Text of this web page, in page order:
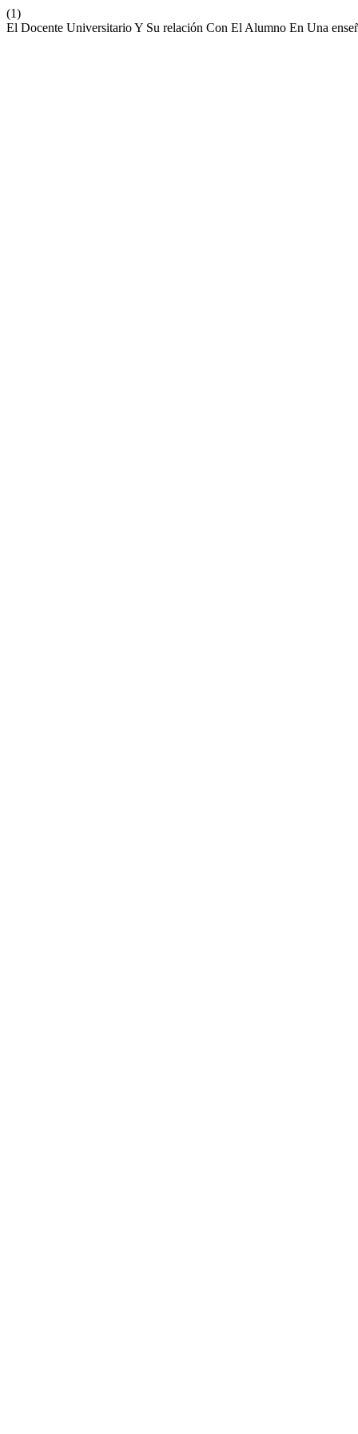
(1)
El Docente Universitario Y Su relación Con El Alumno En Una